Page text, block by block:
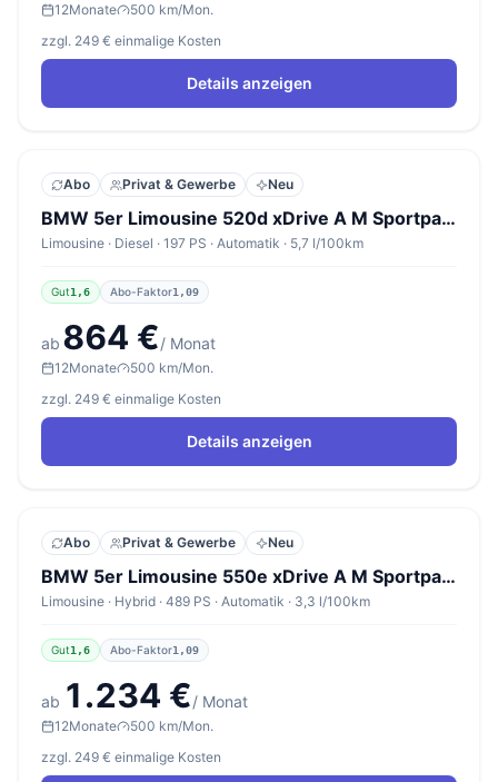
12Monate
500 km/Mon.
zzgl. 249 € einmalige Kosten
Details anzeigen
Abo Privat & Gewerbe Neu
BMW 5er Limousine 520d xDrive A M Sportpaket
Limousine · Diesel · 197 PS · Automatik · 5,7 l/100km
Gut1,6 Abo-Faktor1,09
ab 864 €/ Monat
12Monate
500 km/Mon.
zzgl. 249 € einmalige Kosten
Details anzeigen
Abo Privat & Gewerbe Neu
BMW 5er Limousine 550e xDrive A M Sportpaket Pro
Limousine · Hybrid · 489 PS · Automatik · 3,3 l/100km
Gut1,6 Abo-Faktor1,09
ab 1.234 €/ Monat
12Monate
500 km/Mon.
zzgl. 249 € einmalige Kosten